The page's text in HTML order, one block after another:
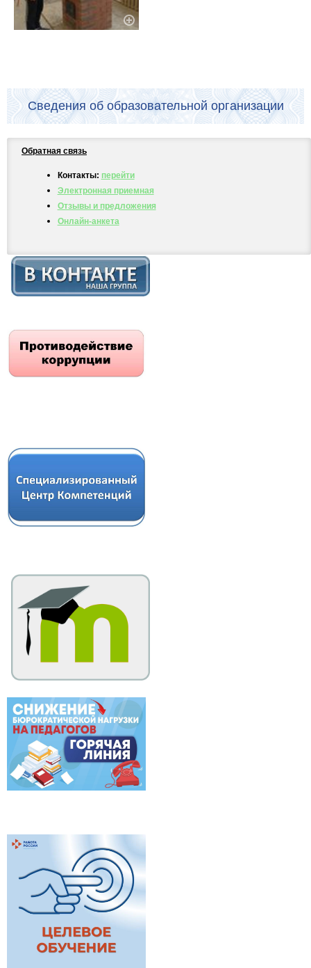
Сведения об образовательной организации
Обратная связь
Контакты: перейти
Электронная приемная
Отзывы и предложения
Онлайн-анкета